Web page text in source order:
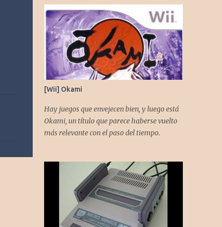
[Wii] Okami
Hay juegos que envejecen bien, y luego está
Okami, un título que parece haberse vuelto
más relevante con el paso del tiempo.